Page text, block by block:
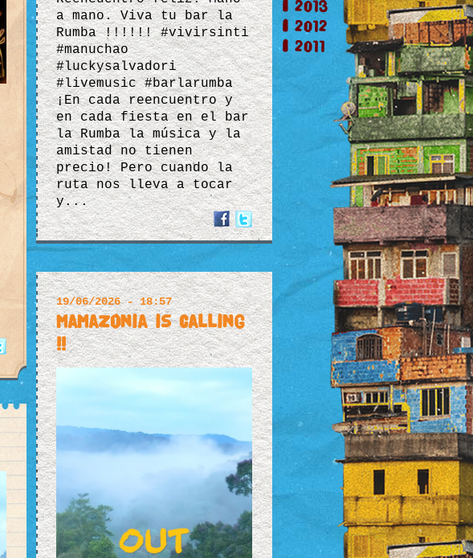
2013
2012
2011
a mano. Viva tu bar la
Rumba !!!!!! #vivirsinti
#manuchao
#luckysalvadori
#livemusic #barlarumba
¡En cada reencuentro y
en cada fiesta en el bar
la Rumba la música y la
amistad no tienen
precio! Pero cuando la
ruta nos lleva a tocar
y...
19/06/2026 - 18:57
Mamazonia is calling
!!